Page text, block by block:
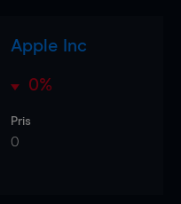
Apple Inc
0%
Pris
0